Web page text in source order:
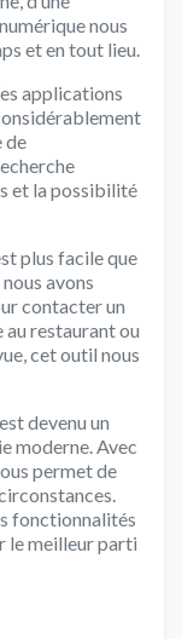
nous
et en tout lieu.
applications
de
et la possibilité
plus facile que
avons
contacter un
restaurant ou
cet outil nous
devenu un
moderne. Avec
permet de
fonctionnalités
le meilleur parti